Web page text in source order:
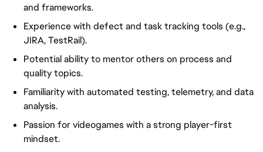
and frameworks.
Experience with defect and task tracking tools (e.g.,
JIRA, TestRail).
Potential ability to mentor others on process and
quality topics.
Familiarity with automated testing, telemetry, and data
analysis.
Passion for videogames with a strong player-first
mindset.